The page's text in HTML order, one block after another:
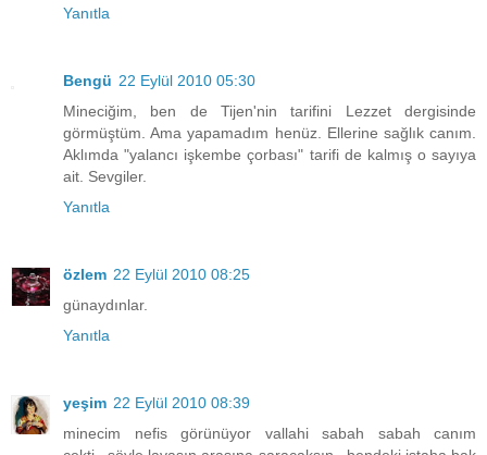
Yanıtla
Bengü 22 Eylül 2010 05:30
Mineciğim, ben de Tijen'nin tarifini Lezzet dergisinde
görmüştüm. Ama yapamadım henüz. Ellerine sağlık canım.
Aklımda "yalancı işkembe çorbası" tarifi de kalmış o sayıya
ait. Sevgiler.
Yanıtla
özlem 22 Eylül 2010 08:25
günaydınlar.
Yanıtla
yeşim 22 Eylül 2010 08:39
minecim nefis görünüyor vallahi sabah sabah canım